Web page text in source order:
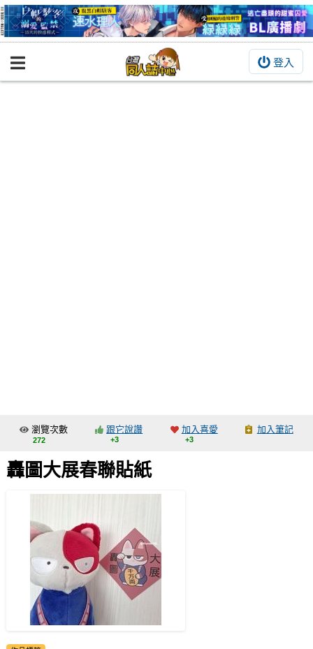
登入
BOOKY書集倉庫
交流中心
攤位轉讓區
註冊會員
登入
瀏覽次數
272
跟它說讚
+3
加入喜愛
+3
加入筆記
轟圖大展春聯貼紙